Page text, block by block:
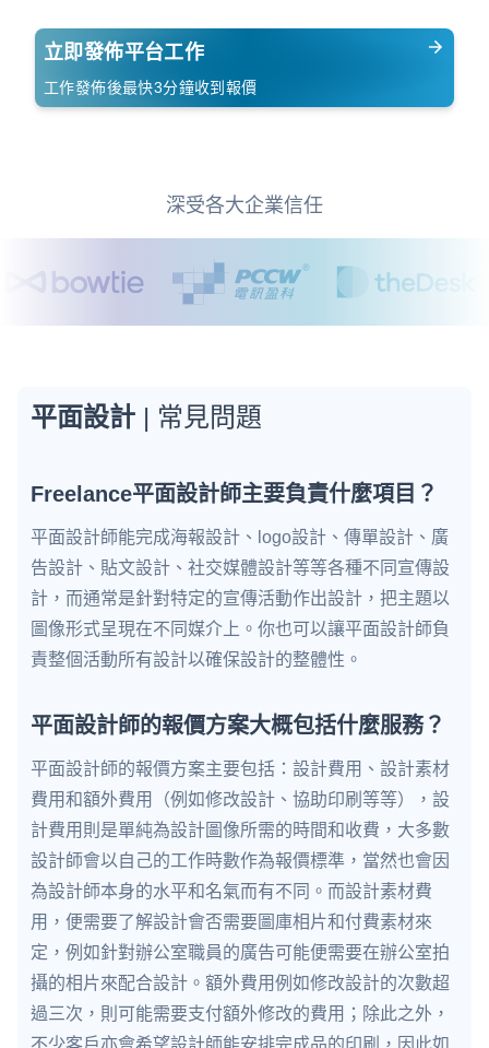
立即發佈平台工作
工作發佈後最快3分鐘收到報價
深受各大企業信任
平面設計 | 常見問題
Freelance平面設計師主要負責什麼項目？
平面設計師能完成海報設計、logo設計、傳單設計、廣
告設計、貼文設計、社交媒體設計等等各種不同宣傳設
計，而通常是針對特定的宣傳活動作出設計，把主題以
圖像形式呈現在不同媒介上。你也可以讓平面設計師負
責整個活動所有設計以確保設計的整體性。
平面設計師的報價方案大概包括什麼服務？
平面設計師的報價方案主要包括：設計費用、設計素材
費用和額外費用（例如修改設計、協助印刷等等），設
計費用則是單純為設計圖像所需的時間和收費，大多數
設計師會以自己的工作時數作為報價標準，當然也會因
為設計師本身的水平和名氣而有不同。而設計素材費
用，便需要了解設計會否需要圖庫相片和付費素材來
定，例如針對辦公室職員的廣告可能便需要在辦公室拍
攝的相片來配合設計。額外費用例如修改設計的次數超
過三次，則可能需要支付額外修改的費用；除此之外，
不少客戶亦會希望設計師能安排完成品的印刷，因此如